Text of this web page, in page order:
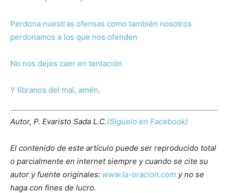
Perdona nuestras ofensas como también nosotros
perdonamos a los que nos ofenden
No nos dejes caer en tentación
Y líbranos del mal, amén.
Autor, P. Evaristo Sada L.C.(Síguelo en Facebook)
El contenido de este artículo puede ser reproducido total
o parcialmente en internet siempre y cuando se cite su
autor y fuente originales: www.la-oracion.com y no se
haga con fines de lucro.